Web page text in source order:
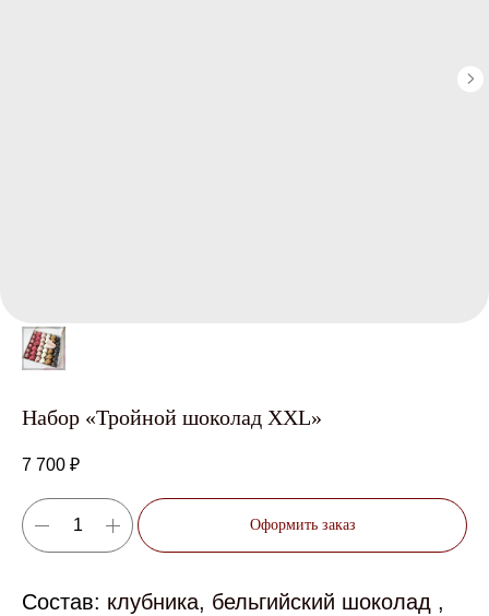
Набор «Тройной шоколад XXL»
7 700 ₽
Оформить заказ
Состав: клубника, бельгийский шоколад ,